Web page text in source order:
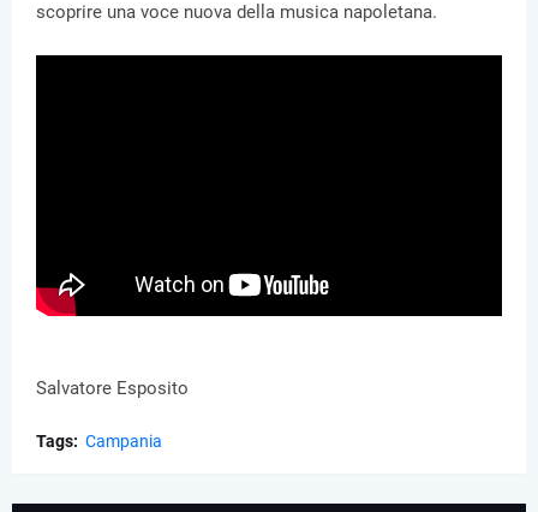
scoprire una voce nuova della musica napoletana.
Salvatore Esposito
Tags: Campania